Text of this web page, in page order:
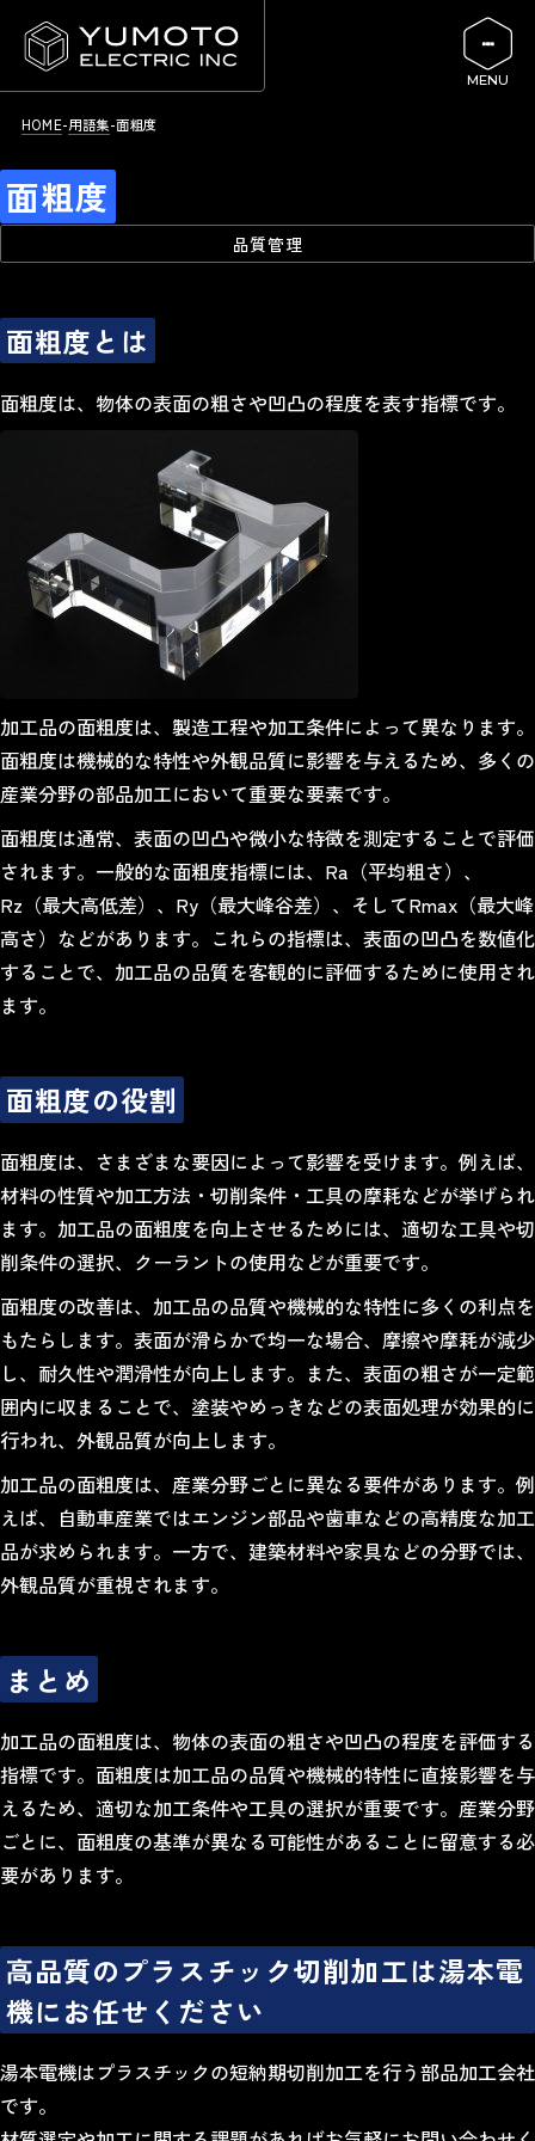
HOME 用語集 面粗度
面粗度
品質管理
面粗度とは
面粗度は、物体の表面の粗さや凹凸の程度を表す指標です。
加工品の面粗度は、製造工程や加工条件によって異なります。
面粗度は機械的な特性や外観品質に影響を与えるため、多くの
産業分野の部品加工において重要な要素です。
面粗度は通常、表面の凹凸や微小な特徴を測定することで評価
されます。一般的な面粗度指標には、Ra（平均粗さ）、
Rz（最大高低差）、Ry（最大峰谷差）、そしてRmax（最大峰
高さ）などがあります。これらの指標は、表面の凹凸を数値化
することで、加工品の品質を客観的に評価するために使用され
ます。
面粗度の役割
面粗度は、さまざまな要因によって影響を受けます。例えば、
材料の性質や加工方法・切削条件・工具の摩耗などが挙げられ
ます。加工品の面粗度を向上させるためには、適切な工具や切
削条件の選択、クーラントの使用などが重要です。
面粗度の改善は、加工品の品質や機械的な特性に多くの利点を
もたらします。表面が滑らかで均一な場合、摩擦や摩耗が減少
し、耐久性や潤滑性が向上します。また、表面の粗さが一定範
囲内に収まることで、塗装やめっきなどの表面処理が効果的に
行われ、外観品質が向上します。
加工品の面粗度は、産業分野ごとに異なる要件があります。例
えば、自動車産業ではエンジン部品や歯車などの高精度な加工
品が求められます。一方で、建築材料や家具などの分野では、
外観品質が重視されます。
まとめ
加工品の面粗度は、物体の表面の粗さや凹凸の程度を評価する
指標です。面粗度は加工品の品質や機械的特性に直接影響を与
えるため、適切な加工条件や工具の選択が重要です。産業分野
ごとに、面粗度の基準が異なる可能性があることに留意する必
要があります。
高品質のプラスチック切削加工は湯本電
機にお任せください
湯本電機はプラスチックの短納期切削加工を行う部品加工会社
です。